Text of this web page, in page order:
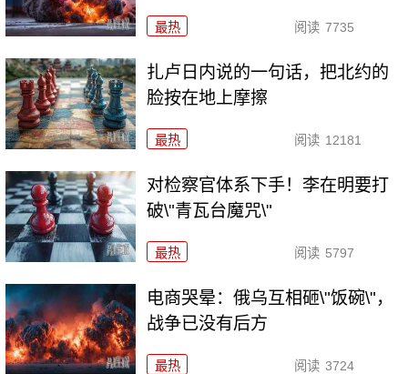
最热 阅读 7735
扎卢日内说的一句话，把北约的
脸按在地上摩擦
最热 阅读 12181
对检察官体系下手！李在明要打
破\"青瓦台魔咒\"
最热 阅读 5797
电商哭晕：俄乌互相砸\"饭碗\"，
战争已没有后方
最热 阅读 3724